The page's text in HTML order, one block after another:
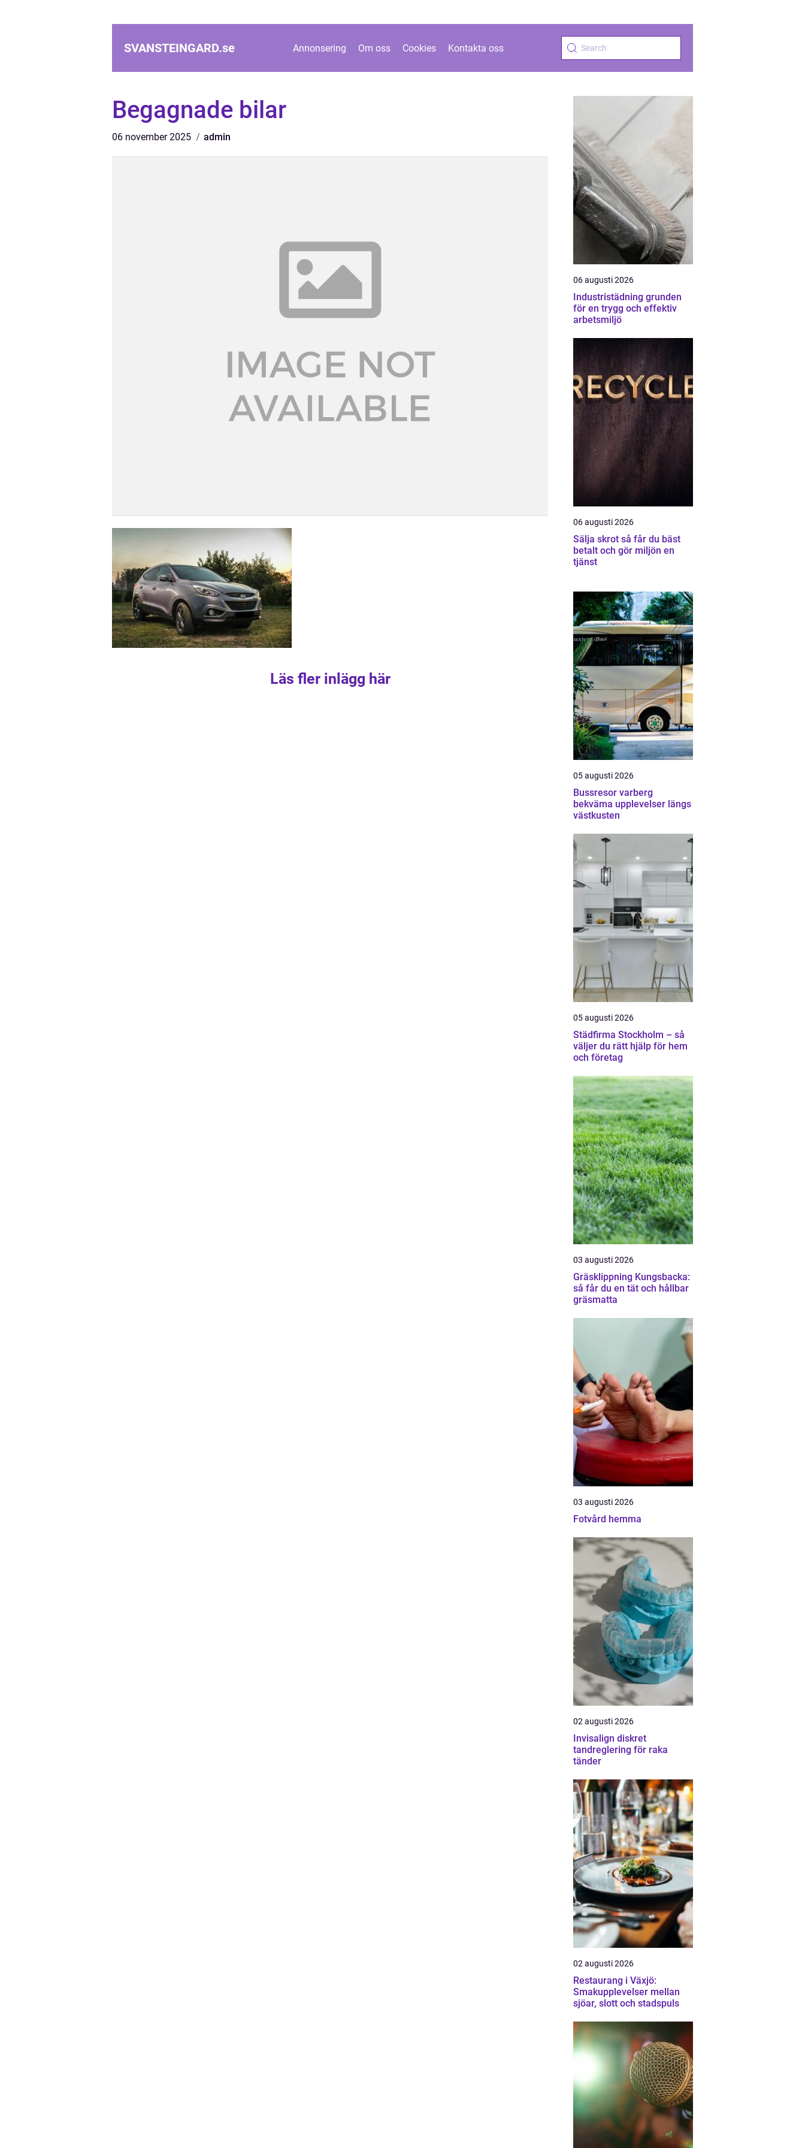
SVANSTEINGARD.se Annonsering Om oss Cookies Kontakta oss
Begagnade bilar
06 november 2025 admin
Läs fler inlägg här
06 augusti 2026
Industristädning grunden
för en trygg och effektiv
arbetsmiljö
06 augusti 2026
Sälja skrot så får du bäst
betalt och gör miljön en
tjänst
05 augusti 2026
Bussresor varberg
bekväma upplevelser längs
västkusten
05 augusti 2026
Städfirma Stockholm – så
väljer du rätt hjälp för hem
och företag
03 augusti 2026
Gräsklippning Kungsbacka:
så får du en tät och hållbar
gräsmatta
03 augusti 2026
Fotvård hemma
02 augusti 2026
Invisalign diskret
tandreglering för raka
tänder
02 augusti 2026
Restaurang i Växjö:
Smakupplevelser mellan
sjöar, slott och stadspuls